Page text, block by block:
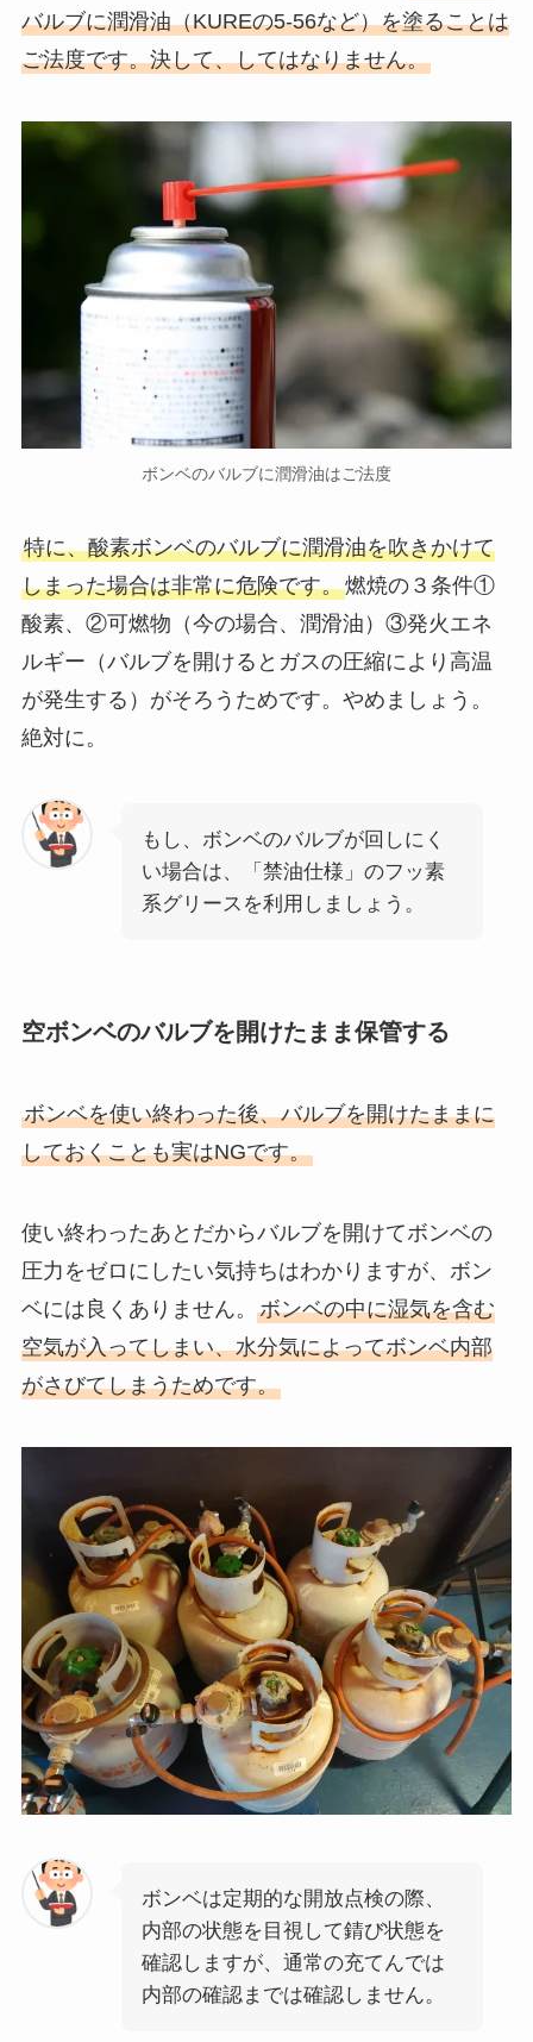
バルブに潤滑油（KUREの5-56など）を塗ることは
ご法度です。決して、してはなりません。
ボンベのバルブに潤滑油はご法度
特に、酸素ボンベのバルブに潤滑油を吹きかけて
しまった場合は非常に危険です。燃焼の３条件①
酸素、②可燃物（今の場合、潤滑油）③発火エネ
ルギー（バルブを開けるとガスの圧縮により高温
が発生する）がそろうためです。やめましょう。
絶対に。
もし、ボンベのバルブが回しにく
い場合は、「禁油仕様」のフッ素
系グリースを利用しましょう。
空ボンベのバルブを開けたまま保管する
ボンベを使い終わった後、バルブを開けたままに
しておくことも実はNGです。
使い終わったあとだからバルブを開けてボンベの
圧力をゼロにしたい気持ちはわかりますが、ボン
ベには良くありません。 ボンベの中に湿気を含む
空気が入ってしまい、水分気によってボンベ内部
がさびてしまうためです。
ボンベは定期的な開放点検の際、
内部の状態を目視して錆び状態を
確認しますが、通常の充てんでは
内部の確認までは確認しません。